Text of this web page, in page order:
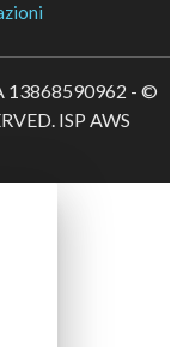
13868590962 - ©
ISP AWS